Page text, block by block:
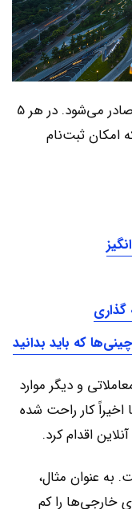
در پکن، در عرض یک هفته مجوز تجارت صادر می‌شود. در هر 5
امکان ثبت‌نام
و دیگر موارد
اخیراً کار راحت شده
اقدام کرد.
به عنوان مثال،
خارجی‌ها را کم